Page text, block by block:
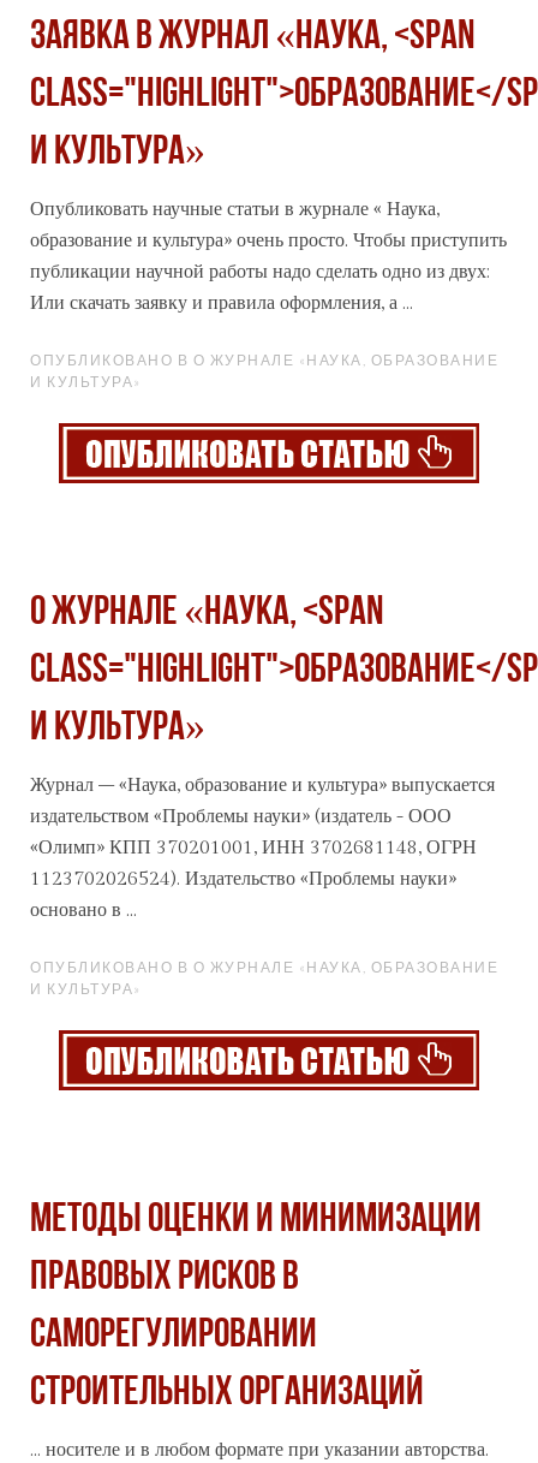
Заявка в журнал «Наука, <span
class="highlight">образование</
и культура»
Опубликовать научные статьи в журнале « Наука,
образование и культура» очень просто. Чтобы приступить
публикации научной работы надо сделать одно из двух:
Или скачать заявку и правила оформления, а ...
ОПУБЛИКОВАНО В О ЖУРНАЛЕ «НАУКА, ОБРАЗОВАНИЕ
И КУЛЬТУРА»
О журнале «Наука, <span
class="highlight">образование</
и культура»
Журнал – «Наука, образование и культура» выпускается
издательством «Проблемы науки» (издатель - ООО
«Олимп» КПП 370201001, ИНН 3702681148, ОГРН
1123702026524). Издательство «Проблемы науки»
основано в ...
ОПУБЛИКОВАНО В О ЖУРНАЛЕ «НАУКА, ОБРАЗОВАНИЕ
И КУЛЬТУРА»
МЕТОДЫ ОЦЕНКИ И МИНИМИЗАЦИИ
ПРАВОВЫХ РИСКОВ В
САМОРЕГУЛИРОВАНИИ
СТРОИТЕЛЬНЫХ ОРГАНИЗАЦИЙ
... носителе и в любом формате при указании авторства.